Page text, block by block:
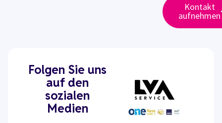
Kontakt
aufnehmen
Folgen Sie uns
auf den
sozialen
Medien